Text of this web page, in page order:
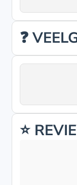
❓
⭐